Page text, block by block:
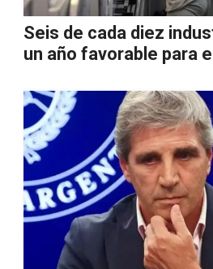
Seis de cada diez
un año favorable para